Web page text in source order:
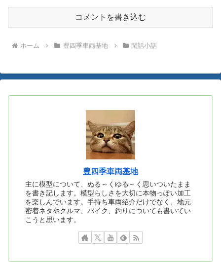
コメントを書き込む
ホーム 豊四季車両基地 閑話小話
豊四季車両基地
主に模型について、ぬる～くゆる～く思いついたまま
を書き記します。模型らしさを大切に本物っぽい加工
を楽しんでいます。手持ち車両紹介だけでなく、地元
密着ネタやクルマ、バイク、釣りについても書いてい
こうと思います。